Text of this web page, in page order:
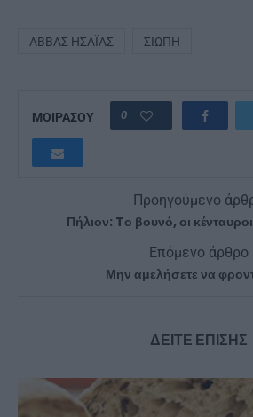
ΑΒΒΆΣ ΗΣΑΪ́ΑΣ ΣΙΩΠΉ
ΜΟΙΡΑΣΟΥ 0
Προηγούμενο
Πήλιον: Tο βουνό, οι
Επόμενο άρθρο
Μην αμελήσετε να
ΔΕΙΤΕ ΕΠΙΣΗΣ